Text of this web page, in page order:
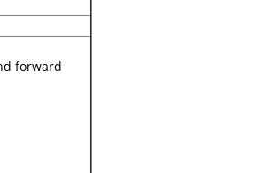
forward